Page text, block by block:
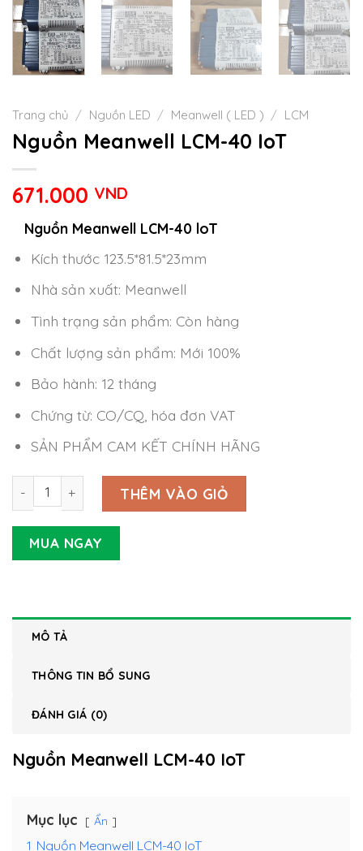
Trang chủ / Nguồn LED / Meanwell ( LED ) / LCM
Nguồn Meanwell LCM-40 IoT
671.000 VND
Nguồn Meanwell LCM-40 loT
Kích thước 123.5*81.5*23mm
Nhà sản xuất: Meanwell
Tình trạng sản phẩm: Còn hàng
Chất lượng sản phẩm: Mới 100%
Bảo hành: 12 tháng
Chứng từ: CO/CQ, hóa đơn VAT
SẢN PHẨM CAM KẾT CHÍNH HÃNG
Nguồn Meanwell LCM-40 IoT số lượng
THÊM VÀO GIỎ
MUA NGAY
MÔ TẢ
THÔNG TIN BỔ SUNG
ĐÁNH GIÁ (0)
Nguồn Meanwell LCM-40 IoT
Mục lục Ẩn
1 Nguồn Meanwell LCM-40 IoT